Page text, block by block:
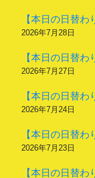
【本日の日替
2026年7月28日
【本日の日替
2026年7月27日
【本日の日替わ
2026年7月24日
【本日の日替
2026年7月23日
【本日の日替わ